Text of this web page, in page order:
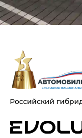
Российский